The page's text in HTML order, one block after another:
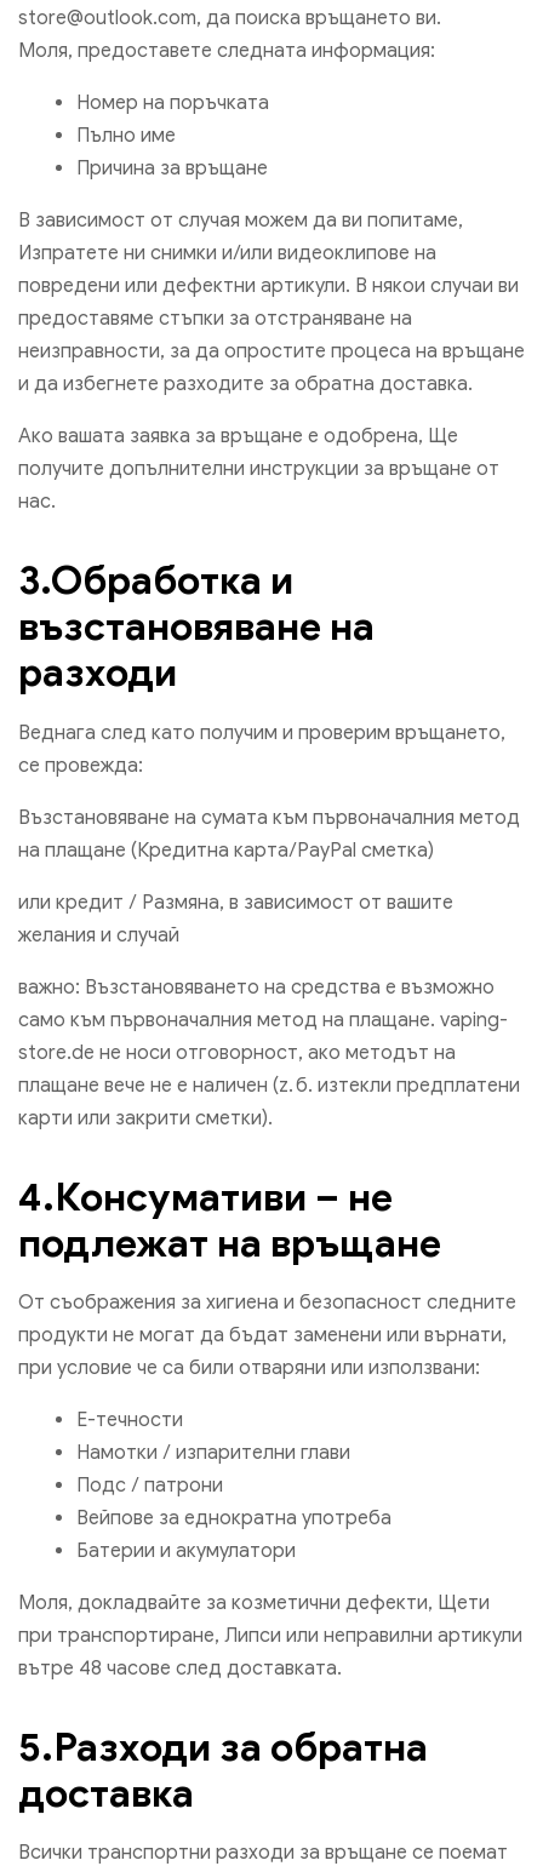
store@outlook.com, да поиска връщането ви.
Моля, предоставете следната информация:
Номер на поръчката
Пълно име
Причина за връщане
В зависимост от случая можем да ви попитаме,
Изпратете ни снимки и/или видеоклипове на
повредени или дефектни артикули. В някои случаи ви
предоставяме стъпки за отстраняване на
неизправности, за да опростите процеса на връщане
и да избегнете разходите за обратна доставка.
Ако вашата заявка за връщане е одобрена, Ще
получите допълнителни инструкции за връщане от
нас.
3.Обработка и
възстановяване на
разходи
Веднага след като получим и проверим връщането,
се провежда:
Възстановяване на сумата към първоначалния метод
на плащане (Кредитна карта/PayPal сметка)
или кредит / Размяна, в зависимост от вашите
желания и случай
важно: Възстановяването на средства е възможно
само към първоначалния метод на плащане. vaping-
store.de не носи отговорност, ако методът на
плащане вече не е наличен (z. б. изтекли предплатени
карти или закрити сметки).
4.Консумативи – не
подлежат на връщане
От съображения за хигиена и безопасност следните
продукти не могат да бъдат заменени или върнати,
при условие че са били отваряни или използвани:
Е-течности
Намотки / изпарителни глави
Подс / патрони
Вейпове за еднократна употреба
Батерии и акумулатори
Моля, докладвайте за козметични дефекти, Щети
при транспортиране, Липси или неправилни артикули
вътре 48 часове след доставката.
5.Разходи за обратна
доставка
Всички транспортни разходи за връщане се поемат